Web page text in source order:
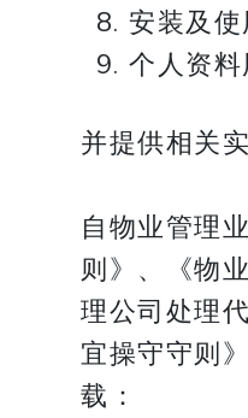
安装及
个人资
并提供相关
自物业管理
则》、《物
理公司处理
宜操守守则
载：